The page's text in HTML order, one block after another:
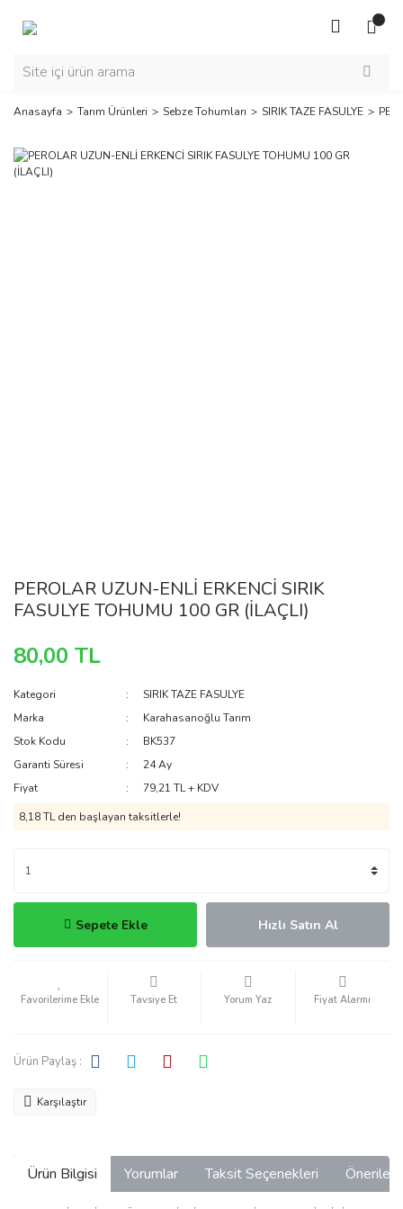
Anasayfa Tarım Ürünleri Sebze Tohumları SIRIK TAZE FASULYE
PEROLAR UZUN-ENLİ ERKENCİ SIRIK
FASULYE TOHUMU 100 GR (İLAÇLI)
80,00 TL
Kategori
SIRIK TAZE FASULYE
Marka
Karahasanoğlu Tarım
Stok Kodu
BK537
Garanti Süresi
24 Ay
Fiyat
79,21 TL + KDV
8,18 TL den başlayan taksitlerle!
Sepete Ekle Hızlı Satın Al
Tavsiye Et Yorum Yaz Fiyat Alarmı
Ürün Paylaş :
Karşılaştır
Ürün Bilgisi Yorumlar Taksit Seçenekleri